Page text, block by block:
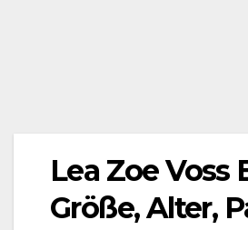
Lea Zoe Voss
Größe, Alter,